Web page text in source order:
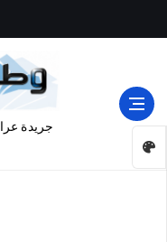
جريدة